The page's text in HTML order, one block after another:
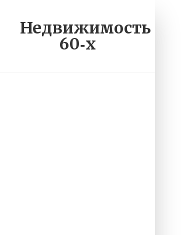
Недвижимость
60‑х